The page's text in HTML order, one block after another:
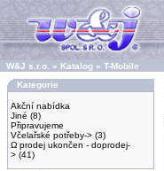
W&J s.r.o. » Katalog » T-Mobile
Kategorie
Akční nabídka
Jiné (8)
Připravujeme
Včelařské potřeby-> (3)
Ω prodej ukončen - doprodej-
> (41)